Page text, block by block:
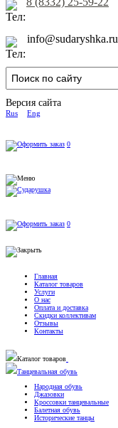
info@sudaryshka.ru
Версия сайта
Rus Eng
0
0
Главная
Каталог товаров
Услуги
О нас
Оплата и доставка
Скидки коллективам
Отзывы
Контакты
Каталог товаров
Танцевальная обувь
Народная обувь
Джазовки
Кроссовки танцевальные
Балетная обувь
Исторические танцы